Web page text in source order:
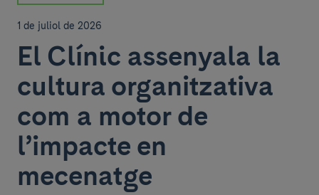
1 de juliol de 2026
El Clínic assenyala la
cultura organitzativa
com a motor de
l’impacte en
mecenatge